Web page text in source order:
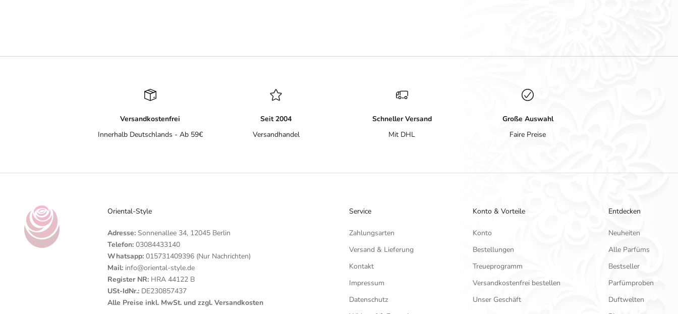
Versandkostenfrei
Innerhalb Deutschlands - Ab 59€
Seit 2004
Versandhandel
Schneller Versand
Mit DHL
Große Auswahl
Faire Preise
Oriental-Style
Adresse:Sonnenallee 34, 12045 Berlin
Telefon:03084433140
Whatsapp:015731409396 (Nur Nachrichten)
Mail:info@oriental-style.de
Register NR: HRA 44122 B
USt-IdNr.: DE230857437
Alle Preise inkl. MwSt. und zzgl. Versandkosten
Service
Zahlungsarten
Versand & Lieferung
Kontakt
Impressum
Datenschutz
Konto & Vorteile
Konto
Bestellungen
Treueprogramm
Versandkostenfrei bestellen
Unser Geschäft
Entdecken
Neuheiten
Alle Parfüms
Bestseller
Parfümproben
Duftwelten